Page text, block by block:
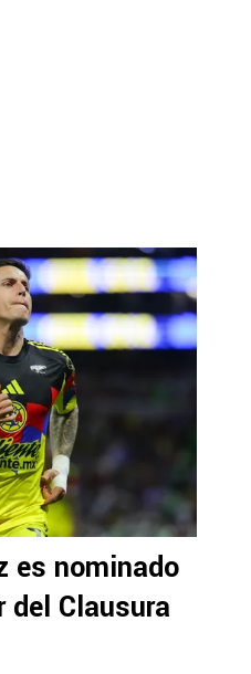
es nominado
del Clausura